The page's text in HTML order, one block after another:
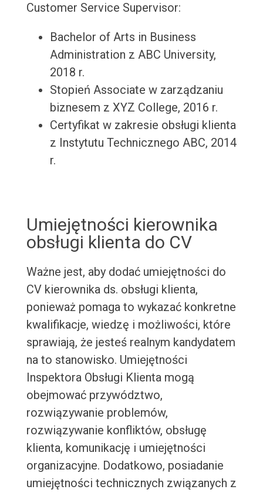
Customer Service Supervisor:
Bachelor of Arts in Business
Administration z ABC University,
2018 r.
Stopień Associate w zarządzaniu
biznesem z XYZ College, 2016 r.
Certyfikat w zakresie obsługi klienta
z Instytutu Technicznego ABC, 2014
r.
Umiejętności kierownika
obsługi klienta do CV
Ważne jest, aby dodać umiejętności do
CV kierownika ds. obsługi klienta,
ponieważ pomaga to wykazać konkretne
kwalifikacje, wiedzę i możliwości, które
sprawiają, że jesteś realnym kandydatem
na to stanowisko. Umiejętności
Inspektora Obsługi Klienta mogą
obejmować przywództwo,
rozwiązywanie problemów,
rozwiązywanie konfliktów, obsługę
klienta, komunikację i umiejętności
organizacyjne. Dodatkowo, posiadanie
umiejętności technicznych związanych z